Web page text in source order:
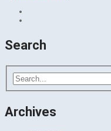
Search
Archives